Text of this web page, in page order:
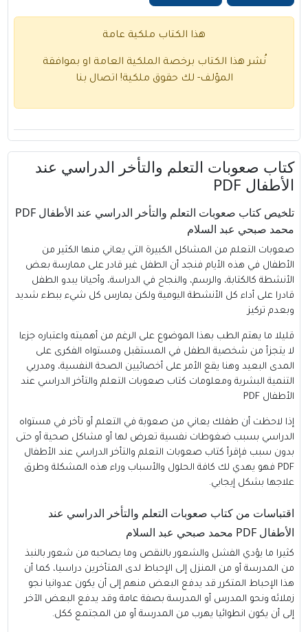
هذا الكتاب ملكية عامة
نُشر هذا الكتاب برخصة الملكية العامة او بموافقة
المؤلف- لك حقوق ملكية! اتصال بنا
كتاب صعوبات التعلم والتأخر الدراسي عند
الأطفال PDF
تلخيص كتاب صعوبات التعلم والتأخر الدراسي عند الأطفال PDF
محمد صبحي عبد السلام
صعوبات التعلم من المشاكل الكبيرة التي يعاني منها الكثير من
الأطفال في هذه الأيام فنجد أن الطفل غير قادر على ممارسة بعض
الأنشطة كالكتابة، والرسم، والنجاح في الدراسة، وأحيانا يبدو الطفل
قادرا على أداء كل الأنشطة اليومية ولكن يمارس كل شيء ببطء شديد
وبعدم تركيز
قليلا ما يهتم الطب بهذا الموضوع على الرغم من أهميته واعتباره جزءا
لا يتجزأ من شخصية الطفل في المستقبل ومستواه الفكرى على
المدى البعيد وهنا يقع الأمر على أخصائيين الصحة النفسية، ومدربي
التنمية البشرية ومعلومات كتاب صعوبات التعلموالتأخر الدراسي عند
الأطفال PDF
إذا لاحظت أن طفلك يعاني من صعوبة في التعلم أو تأخر في مستواه
الدراسي بسبب ضغوطات نفسية تعرض لها أو مشاكل صحية أو حتى
بدون سبب فإقرأ كتاب صعوبات التعلم والتأخر الدراسي عند الأطفال
PDF فهو يهدي لك كافة الحلول والأسباب وراء هذه المشكلة وطرق
علاجها بشكل إيجابي.
اقتباسات من كتاب صعوبات التعلم والتأخر الدراسي عند
الأطفال PDF محمد صبحي عبد السلام
كثيرا ما يؤدي الفشل والشعور بالنقص وما يصاحبه من شعور بالنبذ
من المدرسة أو من المنزل إلى الإحباط لدى المتأخرين دراسيا، كما أن
هذا الإحباط المتكرر قد يدفع البعض منهم إلى أن يكون عدوانيا نجو
زملائه ونحو المدرس أو المدرسة بصفة عامة وقد يدفع البعض الآخر
إلى أن يكون انطوائيا يهرب من المدرسة أو من المجتمع ككل.